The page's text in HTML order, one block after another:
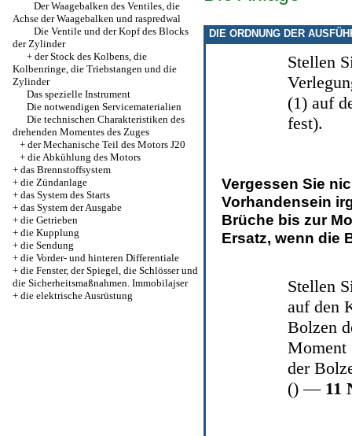
Der Waagebalken des Ventiles, die
Achse der Waagebalken und raspredwal
Die Ventile und der Kopf des Blocks
der Zylinder
+ der Stock des Kolbens, die
Kolbenringe, die Triebstangen und die
Zylinder
Das spezielle Instrument
Die notwendigen Servicematerialien
Die technischen Charakteristiken des
drehenden Momentes des Zuges
+ der Mechanische Teil des Motors J20
+ die Abkühlung des Motors
+ das Brennstoffsystem
+ die Zündanlage
+ das System des Starts
+ das System der Ausgabe
+ die Getrieben
+ die Kupplung
+ die Sendung
+ die Vorder- und hinteren Differentiale
+ die Fenster, der Spiegel, die Schlösser und
die Sicherheitsmaßnahmen. Immobilajser
+ die elektrische Ausrüstung
DIE ORDNUNG DER
Stellen
(1) auf
fest).
Vergessen Sie
Vorhandensein
Brüche bis zur
Ersatz, wenn die
Stellen
auf den
Bolzen
Moment
der
() — 11